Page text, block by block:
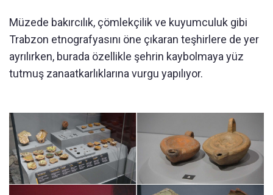
Müzede bakırcılık, çömlekçilik ve kuyumculuk gibi
Trabzon etnografyasını öne çıkaran teşhirlere de yer
ayrılırken, burada özellikle şehrin kaybolmaya yüz
tutmuş zanaatkarlıklarına vurgu yapılıyor.